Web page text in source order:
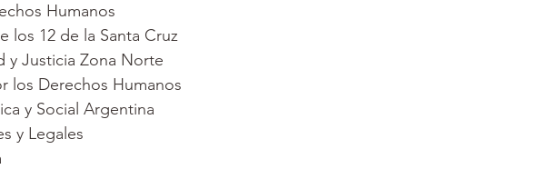
Humanos
los 12 de la Santa Cruz
y Justicia Zona Norte
los Derechos Humanos
y Social Argentina
y Legales